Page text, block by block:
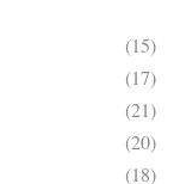
(15)
(17)
(21)
(20)
(18)